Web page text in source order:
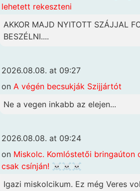
lehetett rekeszteni
AKKOR MAJD NYITOTT SZÁJJAL
BESZÉLNI....
2026.08.08. at 09:27
on A végén becsukják Szijjártót
Ne a vegen inkabb az elejen...
2026.08.08. at 09:24
on Miskolc. Komlóstetői bringaúton
csak csínján! ☠️☠️☠️
Igazi miskolcikum. Ez még Veres